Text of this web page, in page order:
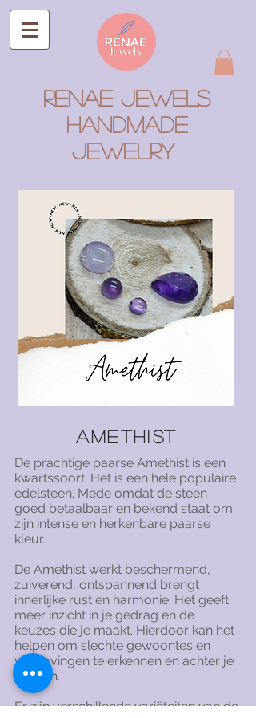
RENAE JEWELS
Handmade
Jewelry
Amethist
De prachtige paarse Amethist is een
kwartssoort. Het is een hele populaire
edelsteen. Mede omdat de steen
goed betaalbaar en bekend staat om
zijn intense en herkenbare paarse
kleur.
De Amethist werkt beschermend,
zuiverend, ontspannend brengt
innerlijke rust en harmonie. Het geeft
meer inzicht in je gedrag en de
keuzes die je maakt. Hierdoor kan het
helpen om slechte gewoontes en
verslavingen te erkennen en achter je
te laten.
Er zijn verschillende variëteiten van de